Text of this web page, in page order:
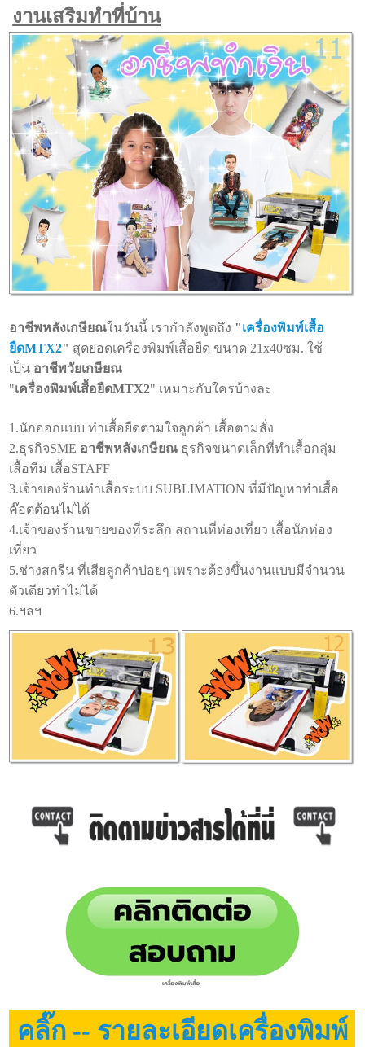
งานเสริมทําที่บ้าน
อาชีพหลังเกษียณในวันนี้ เรากำลังพูดถึง "เครื่องพิมพ์เสื้อ
ยืดMTX2" สุดยอดเครื่องพิมพ์เสื้อยืด ขนาด 21x40ซม. ใช้
เป็น อาชีพวัยเกษียณ
"เครื่องพิมพ์เสื้อยืดMTX2" เหมาะกับใครบ้างละ
1.นักออกแบบ ทำเสื้อยืดตามใจลูกค้า เสื้อตามสั่ง
2.ธุรกิจSME อาชีพหลังเกษียณ ธุรกิจขนาดเล็กที่ทำเสื้อกลุ่ม
เสื้อทีม เสื้อSTAFF
3.เจ้าของร้านทำเสื้อระบบ SUBLIMATION ที่มีปัญหาทำเสื้อ
ค๊อตต้อนไม่ได้
4.เจ้าของร้านขายของที่ระลึก สถานที่ท่องเที่ยว เสื้อนักท่อง
เที่ยว
5.ช่างสกรีน ที่เสียลูกค้าบ่อยๆ เพราะต้องขึ้นงานแบบมีจำนวน
ตัวเดียวทำไม่ได้
6.ฯลฯ
คลิ๊ก -- รายละเอียดเครื่องพิมพ์